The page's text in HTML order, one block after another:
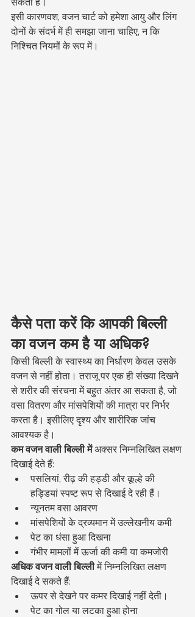
इसी कारणवश, वजन चार्ट को हमेशा आयु और लिंग
दोनों के संदर्भ में ही समझा जाना चाहिए, न कि
निश्चित नियमों के रूप में।
कैसे पता करें कि आपकी बिल्ली
का वजन कम है या अधिक?
किसी बिल्ली के स्वास्थ्य का निर्धारण केवल उसके
वजन से नहीं होता। तराजू पर एक ही संख्या दिखने
से शरीर की संरचना में बहुत अंतर आ सकता है, जो
वसा वितरण और मांसपेशियों की मात्रा पर निर्भर
करता है। इसीलिए दृश्य और शारीरिक जांच
आवश्यक है।
कम वजन वाली बिल्ली में अक्सर निम्नलिखित लक्षण
दिखाई देते हैं:
पसलियां, रीढ़ की हड्डी और कूल्हे की
हड्डियां स्पष्ट रूप से दिखाई दे रही हैं।
न्यूनतम वसा आवरण
मांसपेशियों के द्रव्यमान में उल्लेखनीय कमी
पेट का धंसा हुआ दिखना
गंभीर मामलों में ऊर्जा की कमी या कमजोरी
अधिक वजन वाली बिल्ली में निम्नलिखित लक्षण
दिखाई दे सकते हैं:
ऊपर से देखने पर कमर दिखाई नहीं देती।
पेट का गोल या लटका हुआ होना